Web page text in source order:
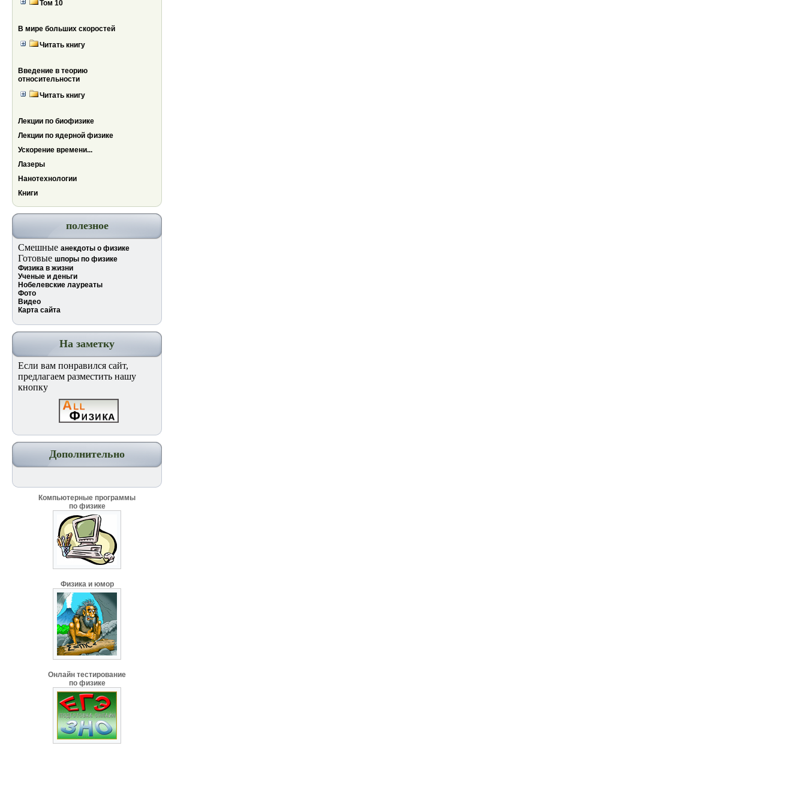
Том 10
В мире больших скоростей
Читать книгу
Введение в теорию
относительности
Читать книгу
Лекции по биофизике
Лекции по ядерной физике
Ускорение времени...
Лазеры
Нанотехнологии
Книги
полезное
Смешные анекдоты о физике
Готовые шпоры по физике
Физика в жизни
Ученые и деньги
Нобелевские лауреаты
Фото
Видео
Карта сайта
На заметку
Если вам понравился сайт,
предлагаем разместить нашу
кнопку
Дополнительно
Компьютерные программы
по физике
Физика и юмор
Онлайн тестирование
по физике